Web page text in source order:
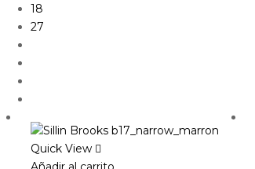
18
27
Quick View